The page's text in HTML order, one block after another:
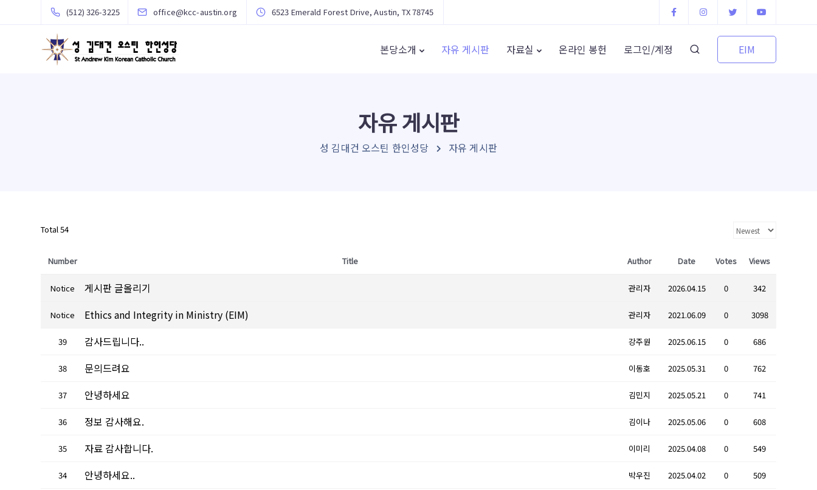
(512) 326-3225 office@kcc-austin.org 6523 Emerald Forest Drive, Austin, TX 78745
본당소개 자유 게시판 자료실 온라인 봉헌 로그인/계정 EIM
자유 게시판
성 김대건 오스틴 한인성당 자유 게시판
Total 54
Number Title Author Date Votes Views
Notice 게시판 글올리기 관리자 2026.04.15 0 342
Notice Ethics and Integrity in Ministry (EIM) 관리자 2021.06.09 0 3098
39 감사드립니다.. 강주원 2025.06.15 0 686
38 문의드려요 이동호 2025.05.31 0 762
37 안녕하세요 김민지 2025.05.21 0 741
36 정보 감사해요. 김이나 2025.05.06 0 608
35 자료 감사합니다. 이미리 2025.04.08 0 549
34 안녕하세요.. 박우진 2025.04.02 0 509